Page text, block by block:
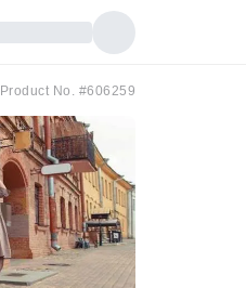
Product No. #606259